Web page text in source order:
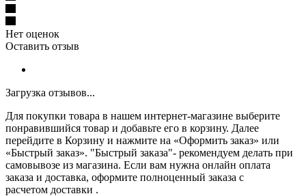
Нет оценок
Оставить отзыв
Загрузка отзывов...
Для покупки товара в нашем интернет-магазине выберите
понравившийся товар и добавьте его в корзину. Далее
перейдите в Корзину и нажмите на «Оформить заказ» или
«Быстрый заказ». "Быстрый заказа"- рекомендуем делать при
самовывозе из магазина. Если вам нужна онлайн оплата
заказа и доставка, оформите полноценный заказа с
расчетом доставки .